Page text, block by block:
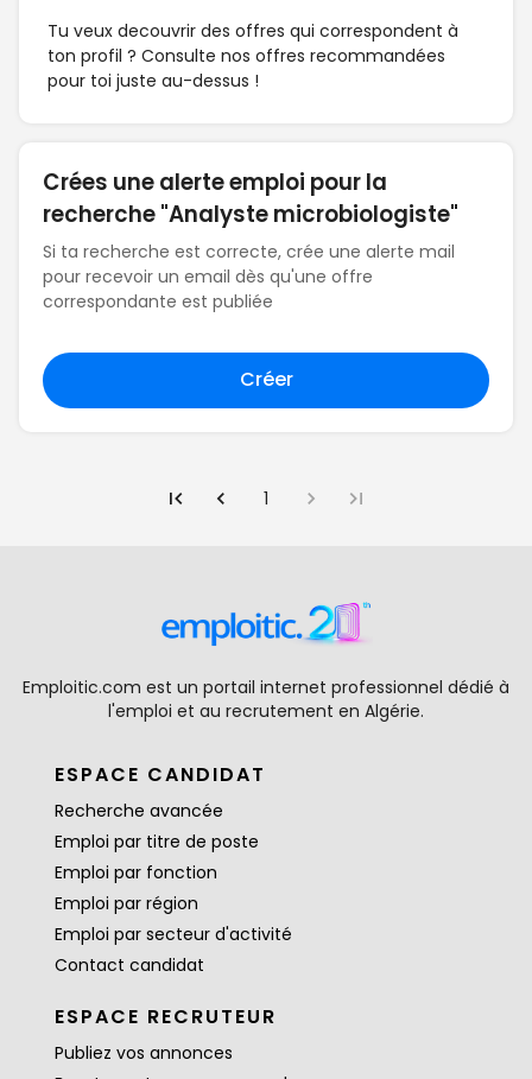
Tu veux decouvrir des offres qui correspondent à
ton profil ? Consulte nos offres recommandées
pour toi juste au-dessus !
Crées une alerte emploi pour la
recherche "Analyste microbiologiste"
Si ta recherche est correcte, crée une alerte mail
pour recevoir un email dès qu'une offre
correspondante est publiée
Créer
1
Emploitic.com est un portail internet professionnel dédié à
l'emploi et au recrutement en Algérie.
ESPACE CANDIDAT
Recherche avancée
Emploi par titre de poste
Emploi par fonction
Emploi par région
Emploi par secteur d'activité
Contact candidat
ESPACE RECRUTEUR
Publiez vos annonces